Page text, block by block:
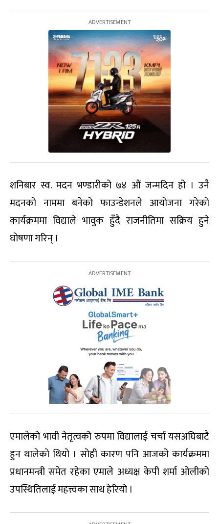
शनिबार स्व. मदन भण्डारीको ७४ औं जन्मदिन हो । उनै
मदनको नाममा बनेको फाउन्डेशनले आयोजना गरेको
कार्यक्रममा विद्याले भावुक हुँदै राजनीतिमा सक्रिय हुने
घोषणा गरिन् ।
एमालेको भावी नेतृत्वको रुपमा विद्यालाई चर्चा यसअघिबाटै
हुन थालेको थियो । सोही कारण पनि आजको कार्यक्रममा
प्रधानमन्त्री समेत रहेका एमाले अध्यक्ष केपी शर्मा ओलीको
उपस्थितिलाई महत्त्वका साथ हेरियो ।